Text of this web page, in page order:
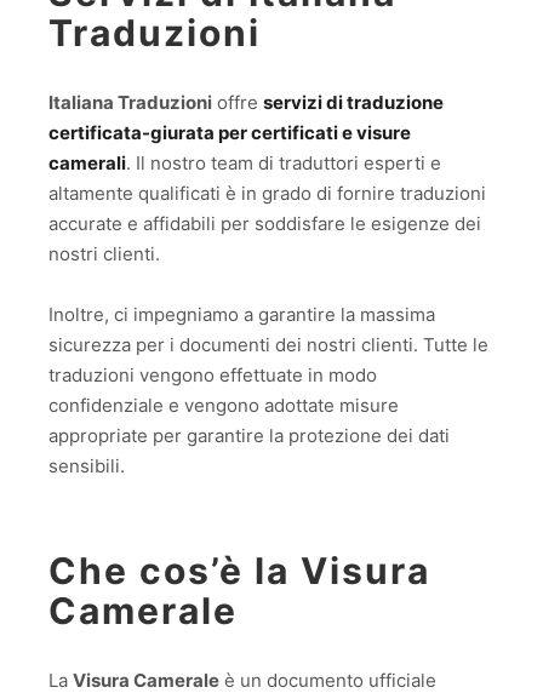
Traduzioni
Italiana Traduzioni offre servizi di traduzione
certificata-giurata per certificati e visure
camerali. Il nostro team di traduttori esperti e
altamente qualificati è in grado di fornire traduzioni
accurate e affidabili per soddisfare le esigenze dei
nostri clienti.
Inoltre, ci impegniamo a garantire la massima
sicurezza per i documenti dei nostri clienti. Tutte le
traduzioni vengono effettuate in modo
confidenziale e vengono adottate misure
appropriate per garantire la protezione dei dati
sensibili.
Che cos’è la Visura
Camerale
La Visura Camerale è un documento ufficiale